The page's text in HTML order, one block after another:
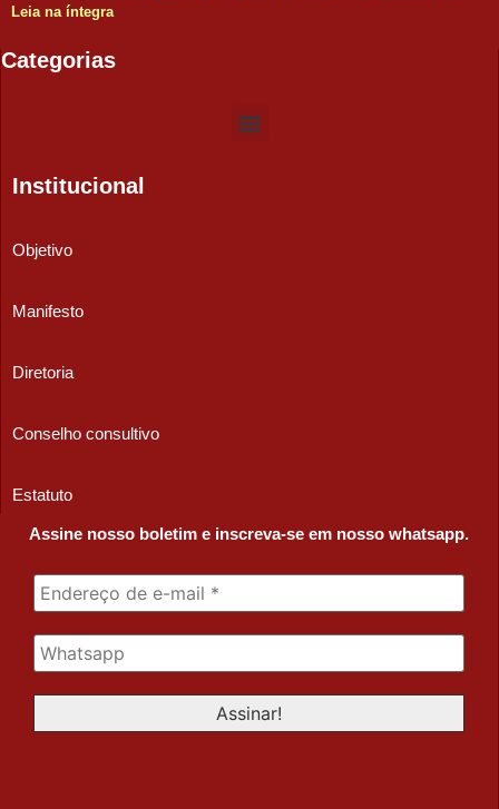
Leia na íntegra
Categorias
Institucional
Objetivo
Manifesto
Diretoria
Conselho consultivo
Estatuto
Assine nosso boletim e inscreva-se em nosso whatsapp.